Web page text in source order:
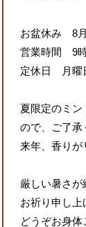
お盆休み 8月
営業時間 9
定休日 月曜
夏限定のミ
ので、ご了承
来年、香りが
厳しい暑さが
お祈り申し上
どうぞお身